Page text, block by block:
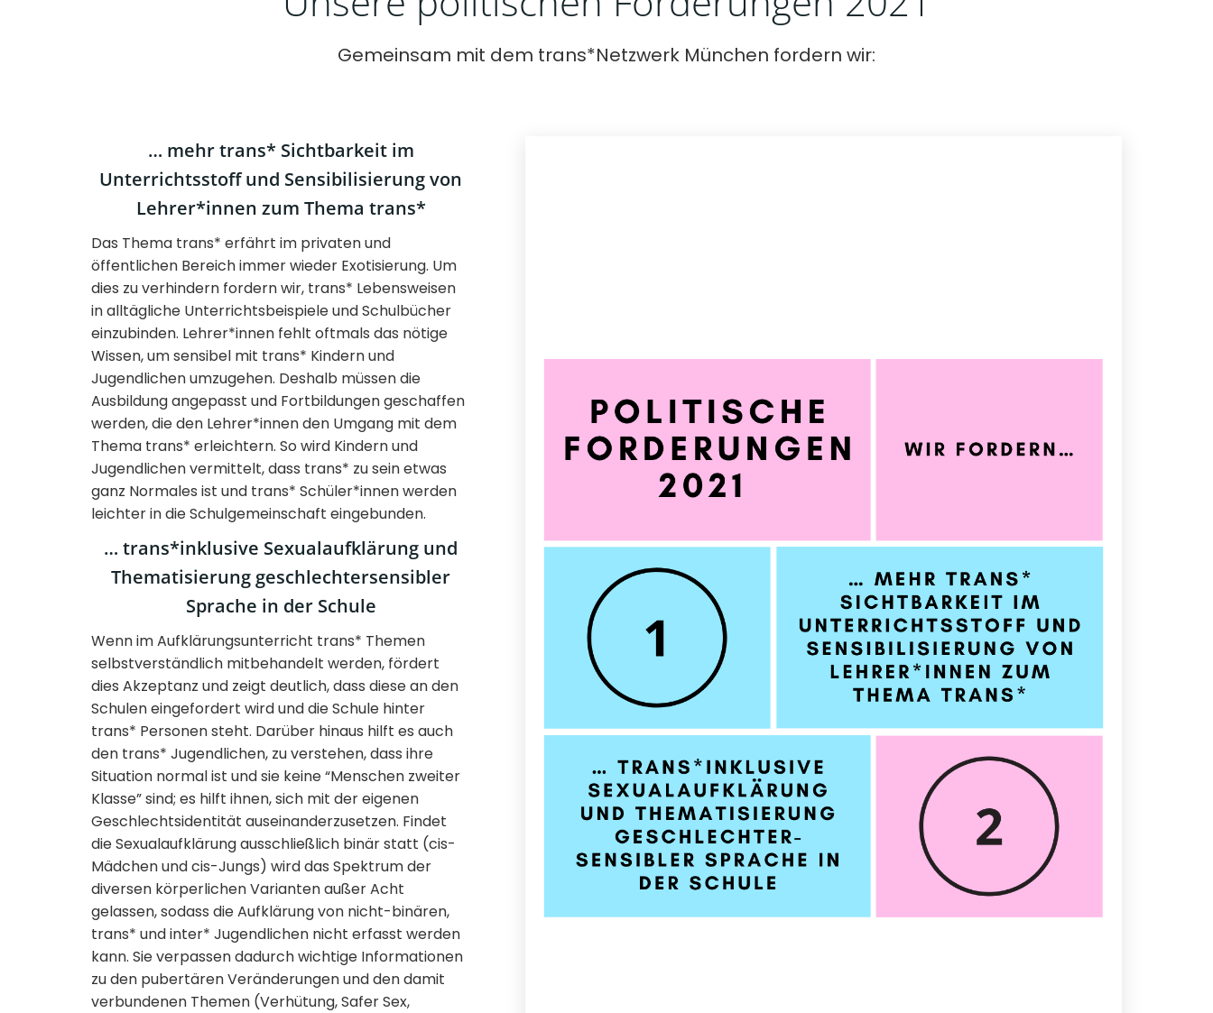
Gemeinsam mit dem trans*Netzwerk München fordern wir:
… mehr trans* Sichtbarkeit im
Unterrichtsstoff und Sensibilisierung von
Lehrer*innen zum Thema trans*
Das Thema trans* erfährt im privaten und
öffentlichen Bereich immer wieder Exotisierung. Um
dies zu verhindern fordern wir, trans* Lebensweisen
in alltägliche Unterrichtsbeispiele und Schulbücher
einzubinden. Lehrer*innen fehlt oftmals das nötige
Wissen, um sensibel mit trans* Kindern und
Jugendlichen umzugehen. Deshalb müssen die
Ausbildung angepasst und Fortbildungen geschaffen
werden, die den Lehrer*innen den Umgang mit dem
Thema trans* erleichtern. So wird Kindern und
Jugendlichen vermittelt, dass trans* zu sein etwas
ganz Normales ist und trans* Schüler*innen werden
leichter in die Schulgemeinschaft eingebunden.
… trans*inklusive Sexualaufklärung und
Thematisierung geschlechtersensibler
Sprache in der Schule
Wenn im Aufklärungsunterricht trans* Themen
selbstverständlich mitbehandelt werden, fördert
dies Akzeptanz und zeigt deutlich, dass diese an den
Schulen eingefordert wird und die Schule hinter
trans* Personen steht. Darüber hinaus hilft es auch
den trans* Jugendlichen, zu verstehen, dass ihre
Situation normal ist und sie keine “Menschen zweiter
Klasse” sind; es hilft ihnen, sich mit der eigenen
Geschlechtsidentität auseinanderzusetzen. Findet
die Sexualaufklärung ausschließlich binär statt (cis-
Mädchen und cis-Jungs) wird das Spektrum der
diversen körperlichen Varianten außer Acht
gelassen, sodass die Aufklärung von nicht-binären,
trans* und inter* Jugendlichen nicht erfasst werden
kann. Sie verpassen dadurch wichtige Informationen
zu den pubertären Veränderungen und den damit
verbundenen Themen (Verhütung, Safer Sex,